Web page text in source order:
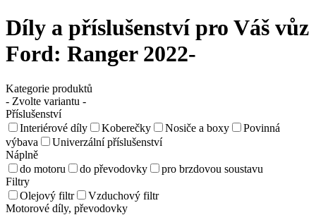
Díly a příslušenství pro Váš vůz
Ford: Ranger 2022-
Kategorie produktů
- Zvolte variantu -
Příslušenství
Interiérové díly
Koberečky Nosiče a boxy
Povinná
výbava
Univerzální příslušenství
Náplně
do motoru
do převodovky
pro brzdovou soustavu
Filtry
Olejový filtr
Vzduchový filtr
Motorové díly, převodovky